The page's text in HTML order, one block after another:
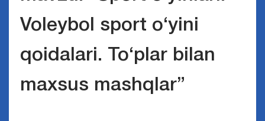
Voleybol sport o‘yini
qoidalari. To‘plar bilan
maxsus mashqlar”